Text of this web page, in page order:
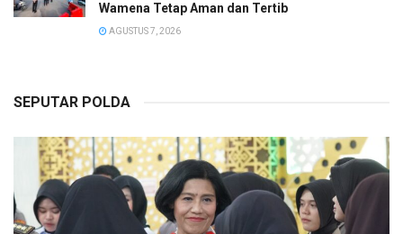
Wamena Tetap Aman dan Tertib
AGUSTUS 7, 2026
SEPUTAR POLDA